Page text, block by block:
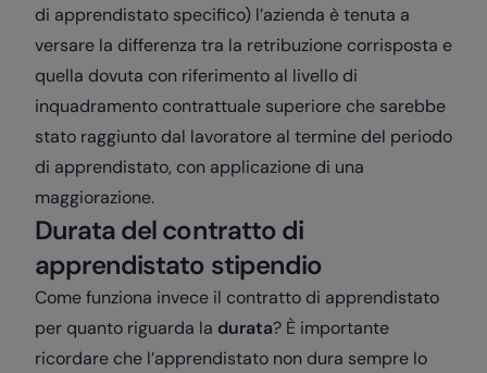
di apprendistato specifico) l’azienda è tenuta a
versare la differenza tra la retribuzione corrisposta e
quella dovuta con riferimento al livello di
inquadramento contrattuale superiore che sarebbe
stato raggiunto dal lavoratore al termine del periodo
di apprendistato, con applicazione di una
maggiorazione.
Durata del contratto di
apprendistato stipendio
Come funziona invece il contratto di apprendistato
per quanto riguarda la durata? È importante
ricordare che l’apprendistato non dura sempre lo